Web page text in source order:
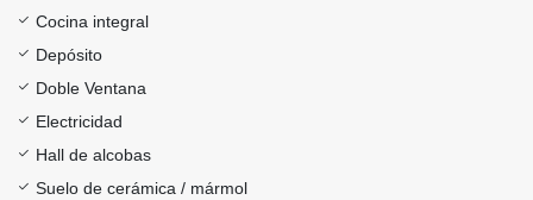
Cocina integral
Depósito
Doble Ventana
Electricidad
Hall de alcobas
Suelo de cerámica / mármol